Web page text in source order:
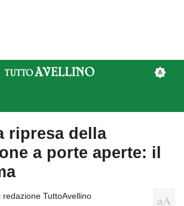
ripresa della
a porte aperte: il
redazione TuttoAvellino